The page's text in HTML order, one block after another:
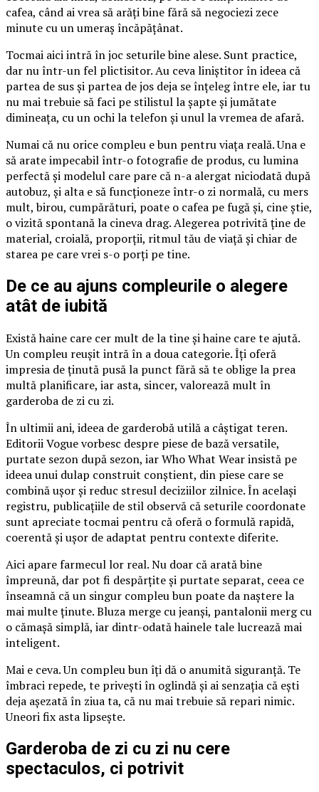
cafea, când ai vrea să arăți bine fără să negociezi zece
minute cu un umeraș încăpățânat.
Tocmai aici intră în joc seturile bine alese. Sunt practice,
dar nu într-un fel plictisitor. Au ceva liniștitor în ideea că
partea de sus și partea de jos deja se înțeleg între ele, iar tu
nu mai trebuie să faci pe stilistul la șapte și jumătate
dimineața, cu un ochi la telefon și unul la vremea de afară.
Numai că nu orice compleu e bun pentru viața reală. Una e
să arate impecabil într-o fotografie de produs, cu lumina
perfectă și modelul care pare că n-a alergat niciodată după
autobuz, și alta e să funcționeze într-o zi normală, cu mers
mult, birou, cumpărături, poate o cafea pe fugă și, cine știe,
o vizită spontană la cineva drag. Alegerea potrivită ține de
material, croială, proporții, ritmul tău de viață și chiar de
starea pe care vrei s-o porți pe tine.
De ce au ajuns compleurile o alegere
atât de iubită
Există haine care cer mult de la tine și haine care te ajută.
Un compleu reușit intră în a doua categorie. Îți oferă
impresia de ținută pusă la punct fără să te oblige la prea
multă planificare, iar asta, sincer, valorează mult în
garderoba de zi cu zi.
În ultimii ani, ideea de garderobă utilă a câștigat teren.
Editorii Vogue vorbesc despre piese de bază versatile,
purtate sezon după sezon, iar Who What Wear insistă pe
ideea unui dulap construit conștient, din piese care se
combină ușor și reduc stresul deciziilor zilnice. În același
registru, publicațiile de stil observă că seturile coordonate
sunt apreciate tocmai pentru că oferă o formulă rapidă,
coerentă și ușor de adaptat pentru contexte diferite.
Aici apare farmecul lor real. Nu doar că arată bine
împreună, dar pot fi despărțite și purtate separat, ceea ce
înseamnă că un singur compleu bun poate da naștere la
mai multe ținute. Bluza merge cu jeanși, pantalonii merg cu
o cămașă simplă, iar dintr-odată hainele tale lucrează mai
inteligent.
Mai e ceva. Un compleu bun îți dă o anumită siguranță. Te
îmbraci repede, te privești în oglindă și ai senzația că ești
deja așezată în ziua ta, că nu mai trebuie să repari nimic.
Uneori fix asta lipsește.
Garderoba de zi cu zi nu cere
spectaculos, ci potrivit